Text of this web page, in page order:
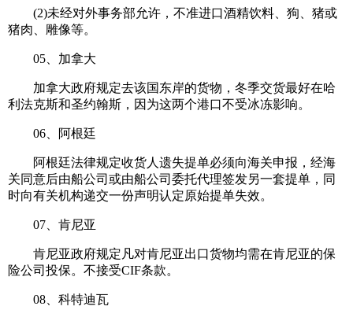
(2)未经对外事务部允许，不准进口酒精饮料、狗、猪或
猪肉、雕像等。
05、加拿大
加拿大政府规定去该国东岸的货物，冬季交货最好在哈
利法克斯和圣约翰斯，因为这两个港口不受冰冻影响。
06、阿根廷
阿根廷法律规定收货人遗失提单必须向海关申报，经海
关同意后由船公司或由船公司委托代理签发另一套提单，同
时向有关机构递交一份声明认定原始提单失效。
07、肯尼亚
肯尼亚政府规定凡对肯尼亚出口货物均需在肯尼亚的保
险公司投保。不接受CIF条款。
08、科特迪瓦